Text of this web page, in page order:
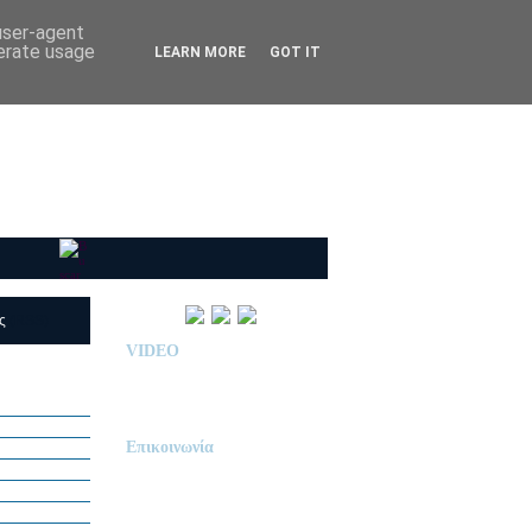
VIDEO
Επικοινωνία
agent
usage
LEARN MORE GOT IT